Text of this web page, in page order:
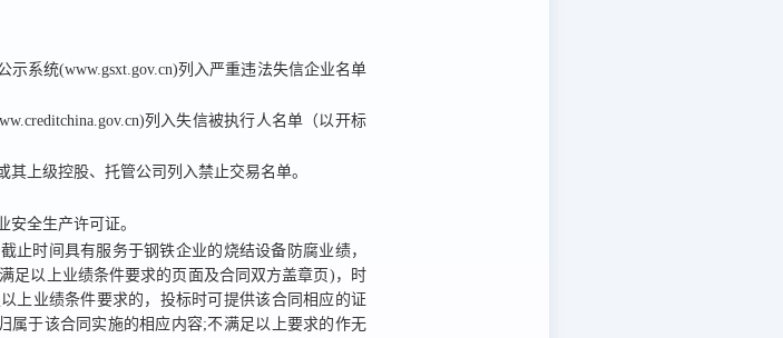
示系统(www.gsxt.gov.cn)列入严重违法失信企业名单
列入失信被执行人名单（以开标
其上级控股、托管公司列入禁止交易名单。
安全生产许可证。
止时间具有服务于钢铁企业的烧结设备防腐业绩，
足以上业绩条件要求的页面及合同双方盖章页)，时
上业绩条件要求的，投标时可提供该合同相应的证
属于该合同实施的相应内容;不满足以上要求的作无